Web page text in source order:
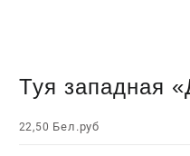
Туя западная
22,50 Бел.руб